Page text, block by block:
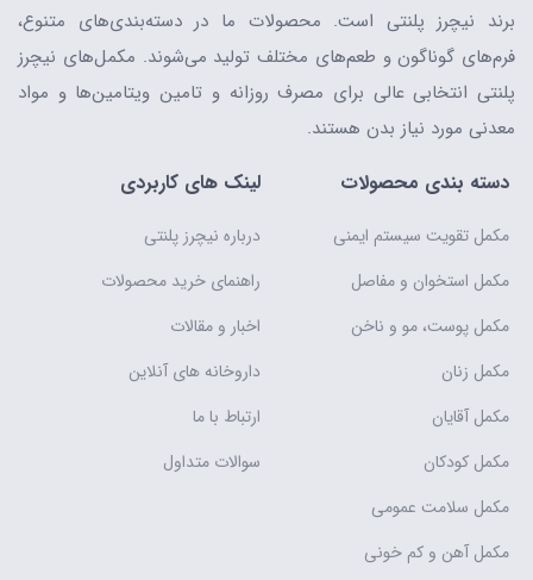
برند نیچرز پلنتی است. محصولات ما در دسته‌بندی‌های متنوع،
فرم‌های گوناگون و طعم‌های مختلف تولید می‌شوند. مکمل‌های نیچرز
پلنتی انتخابی عالی برای مصرف روزانه و تامین ویتامین‌ها و مواد
معدنی مورد نیاز بدن هستند.
دسته بندی محصولات
مکمل تقویت سیستم ایمنی
مکمل استخوان و مفاصل
مکمل پوست، مو و ناخن
مکمل زنان
مکمل آقایان
مکمل کودکان
مکمل سلامت عمومی
مکمل آهن و کم خونی
لینک های کاربردی
درباره نیچرز پلنتی
راهنمای خرید محصولات
اخبار و مقالات
داروخانه های آنلاین
ارتباط با ما
سوالات متداول